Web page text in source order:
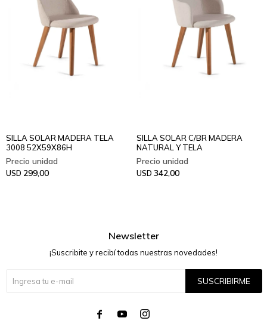
SILLA SOLAR MADERA TELA
3008 52X59X86H
USD 299,00
SILLA SOLAR C/BR MADERA
NATURAL Y TELA
USD 342,00
Newsletter
¡Suscribite y recibí todas nuestras novedades!
SUSCRIBIRME
  